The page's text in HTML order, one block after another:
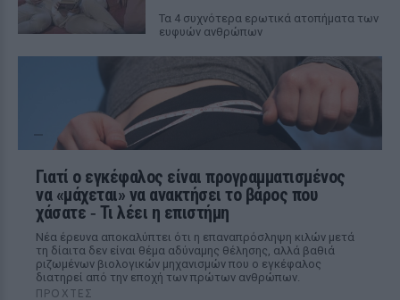
Τα 4 συχνότερα ερωτικά ατοπήματα των
ευφυών ανθρώπων
Γιατί ο εγκέφαλος είναι προγραμματισμένος
να «μάχεται» να ανακτήσει το βάρος που
χάσατε ‑ Τι λέει η επιστήμη
Νέα έρευνα αποκαλύπτει ότι η επαναπρόσληψη κιλών μετά
τη δίαιτα δεν είναι θέμα αδύναμης θέλησης, αλλά βαθιά
ριζωμένων βιολογικών μηχανισμών που ο εγκέφαλος
διατηρεί από την εποχή των πρώτων ανθρώπων.
ΠΡΟΧΤΈΣ